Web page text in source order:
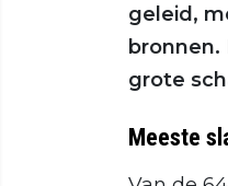
geleid,
bronnen.
grote
Meeste